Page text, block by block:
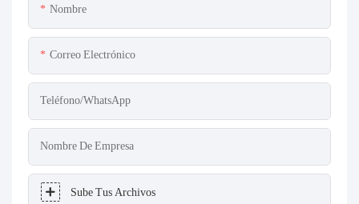
Nombre
Correo Electrónico
Teléfono/WhatsApp
Nombre De Empresa
Sube Tus Archivos